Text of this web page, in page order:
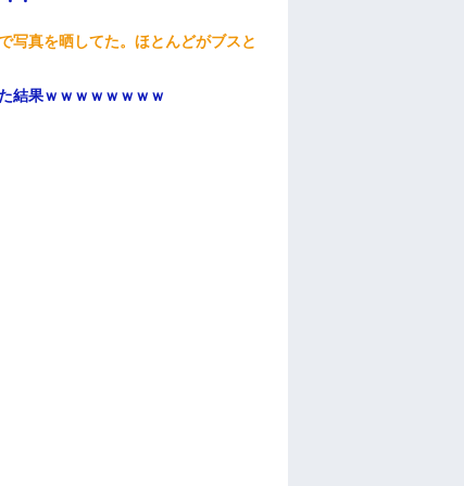
写真を晒してた。ほとんどがブスと
結果ｗｗｗｗｗｗｗｗ